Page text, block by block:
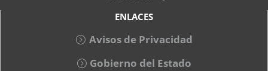
ENLACES
Avisos de Privacidad
Gobierno del Estado